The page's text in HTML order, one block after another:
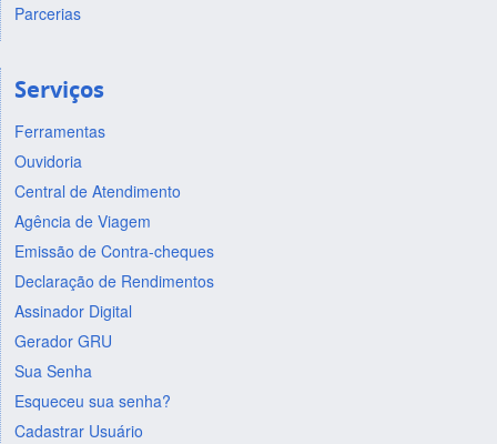
Parcerias
Serviços
Ferramentas
Ouvidoria
Central de Atendimento
Agência de Viagem
Emissão de Contra-cheques
Declaração de Rendimentos
Assinador Digital
Gerador GRU
Sua Senha
Esqueceu sua senha?
Cadastrar Usuário